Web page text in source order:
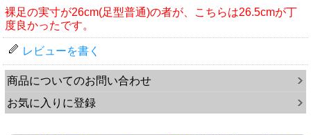
裸足の実寸が26cm(足型普通)の者が、こちらは26.5cmが丁
度良かったです。
レビューを書く
商品についてのお問い合わせ
お気に入りに登録